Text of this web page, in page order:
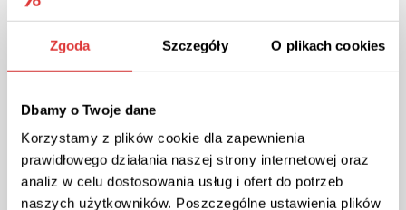
Zgoda Szczegóły O plikach cookies
Dbamy o Twoje dane
Korzystamy z plików cookie dla zapewnienia
prawidłowego działania naszej strony internetowej oraz
analiz w celu dostosowania usług i ofert do potrzeb
naszych użytkowników. Poszczególne ustawienia plików
procentową przypisaną do kuponu. Wystarczy
wprowadzić treść kodu w wyznaczonym miejscu,
zapłaci się tylko 450 zł.
Kod rabatowy kwotowy– ten typ kodu
dostępny jest rzadziej, ale też może przynieść
sporo korzyści. Działanie kodu polega na odjęciu
od podstawowej ceny dokładnie takiej kwoty, na